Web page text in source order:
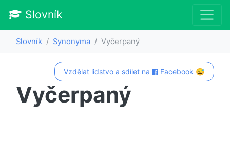
Slovník
Slovník Synonyma Vyčerpaný
Vzdělat lidstvo a sdílet na Facebook 😅
Vyčerpaný